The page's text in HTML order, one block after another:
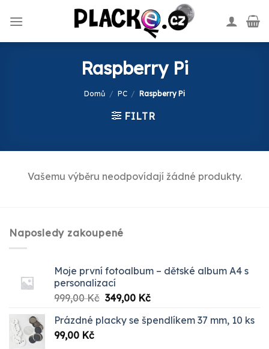
Raspberry Pi
Domů / PC / Raspberry Pi
FILTR
Vašemu výběru neodpovídají žádné produkty.
Naposledy zakoupené
Moje první fotoalbum – dětské album A4 s
personalizací
999,00Kč Původní
byla:
349,00 KčAktuální
je:
Prázdné placky se špendlíkem 37 mm, 10 ks
99,00 Kč